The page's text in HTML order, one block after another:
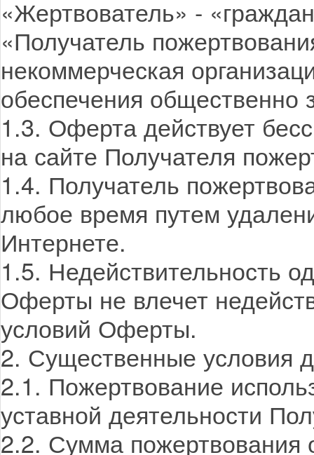
«Жертвователь» -
«Получатель
некоммерческая
обеспечения общественно
1.3. Оферта действует
на сайте Получателя
1.4. Получатель
любое время путем
Интернете.
1.5. Недействительность
Оферты не влечет
условий Оферты.
2. Существенные условия
2.1. Пожертвование
уставной деятельности
2.2. Сумма пожертвования